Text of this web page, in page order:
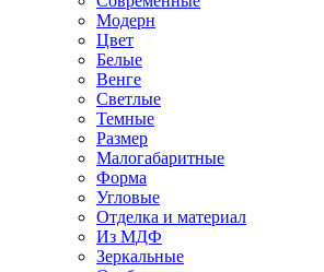
Модерн
Цвет
Белые
Венге
Светлые
Темные
Размер
Малогабаритные
Форма
Угловые
Отделка и материал
Из МДФ
Зеркальные